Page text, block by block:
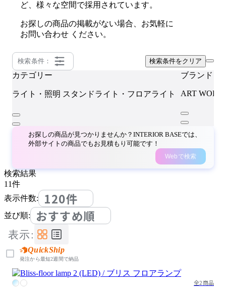
ど、様々な空間で採用されています。
お探しの商品の掲載がない場合、お気軽に
お問い合わせ ください。
検索条件： 検索条件をクリア
カテゴリー
ライト・照明 スタンドライト・フロアライト
ブランド
ART
お探しの商品が見つかりませんか？INTERIOR BASEでは、
外部サイトの商品でもお見積もり可能です！
Webで検索
検索結果
11件
表示件数:
120件
並び順: おすすめ順
表示:
QuickShip
発注から最短2週間で納品
全2商品